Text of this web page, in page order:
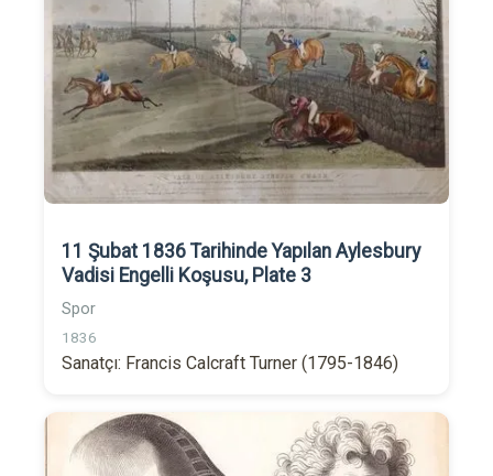
11 Şubat 1836 Tarihinde Yapılan Aylesbury
Vadisi Engelli Koşusu, Plate 3
Spor
1836
Sanatçı: Francis Calcraft Turner (1795-1846)